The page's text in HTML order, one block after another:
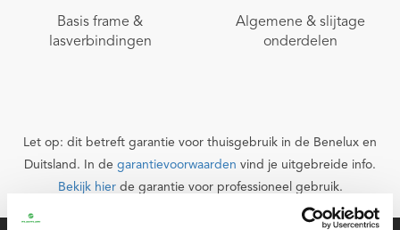
Basis frame &
lasverbindingen
Algemene & slijtage
onderdelen
Let op: dit betreft garantie voor thuisgebruik in de Benelux en
Duitsland. In de garantievoorwaarden vind je uitgebreide info.
Bekijk hierde garantie voor professioneel gebruik.